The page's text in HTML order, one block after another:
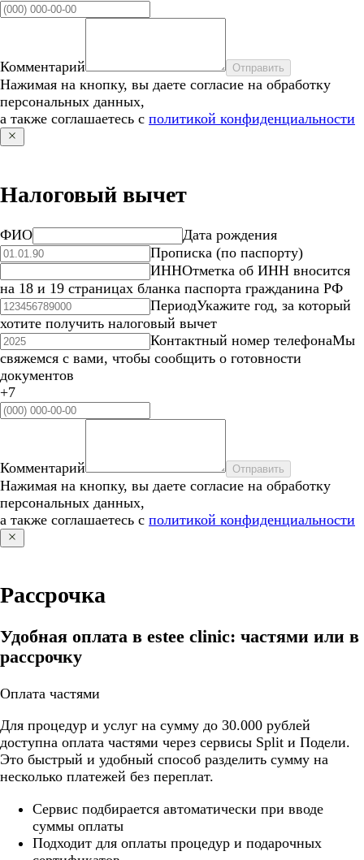
Комментарий Отправить
Нажимая на кнопку, вы даете согласие на обработку
персональных данных,
а также соглашаетесь с политикой конфиденциальности
Налоговый вычет
ФИО
Дата рождения
Прописка (по паспорту)
ИННОтметка об ИНН вносится
на 18 и 19 страницах бланка паспорта гражданина РФ
ПериодУкажите год, за который
хотите получить налоговый вычет
Контактный номер телефонаМы
свяжемся с вами, чтобы сообщить о готовности
документов
+7
Комментарий Отправить
Нажимая на кнопку, вы даете согласие на обработку
персональных данных,
а также соглашаетесь с политикой конфиденциальности
Рассрочка
Удобная оплата в estee clinic: частями или в
рассрочку
Оплата частями
Для процедур и услуг на сумму до 30.000 рублей
доступна оплата частями через сервисы Split и Подели.
Это быстрый и удобный способ разделить сумму на
несколько платежей без переплат.
Cервис подбирается автоматически при вводе
суммы оплаты
Подходит для оплаты процедур и подарочных